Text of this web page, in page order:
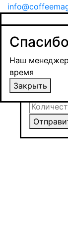
Спасибо за
Наш
время и
оплаты
Закрыть
Наш
время
Закрыть